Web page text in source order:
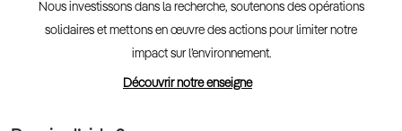
Nous investissons dans la recherche, soutenons des opérations
solidaires et mettons en œuvre des actions pour limiter notre
impact sur l’environnement.
Découvrir notre enseigne